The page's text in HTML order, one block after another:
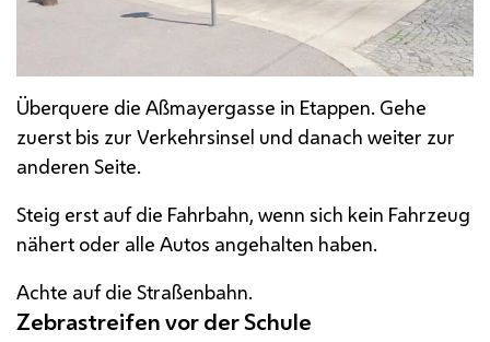
Überquere die Aßmayergasse in Etappen. Gehe
zuerst bis zur Verkehrsinsel und danach weiter zur
anderen Seite.
Steig erst auf die Fahrbahn, wenn sich kein Fahrzeug
nähert oder alle Autos angehalten haben.
Achte auf die Straßenbahn.
Zebrastreifen vor der Schule